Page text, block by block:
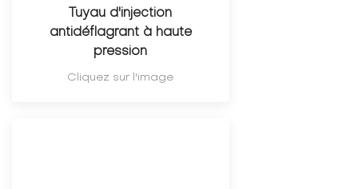
Tuyau d'injection
antidéflagrant à haute
pression
Cliquez sur l'image